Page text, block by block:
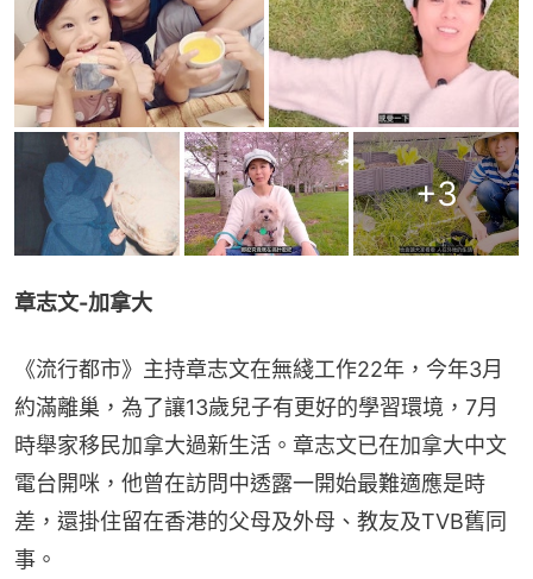
+3
章志文-加拿大
《流行都市》主持章志文在無綫工作22年，今年3月
約滿離巢，為了讓13歲兒子有更好的學習環境，7月
時舉家移民加拿大過新生活。章志文已在加拿大中文
電台開咪，他曾在訪問中透露一開始最難適應是時
差，還掛住留在香港的父母及外母、教友及TVB舊同
事。